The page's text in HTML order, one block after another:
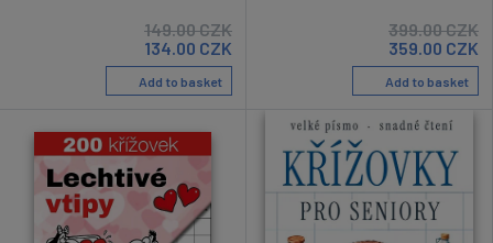
149.00CZK
134.00 CZK
Add to basket
399.00CZK
359.00 CZK
Add to basket